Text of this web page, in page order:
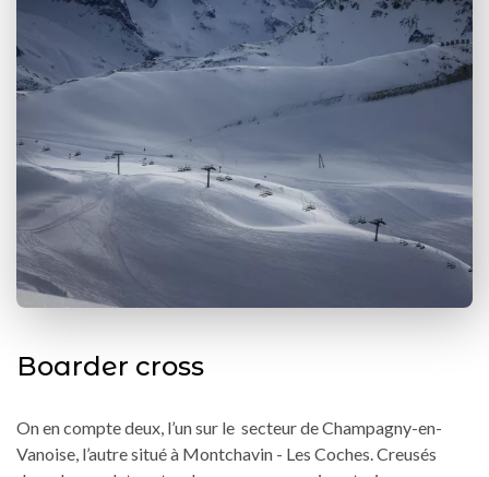
Boarder cross
On en compte deux, l’un sur le secteur de Champagny-en-
Vanoise, l’autre situé à Montchavin - Les Coches. Creusés